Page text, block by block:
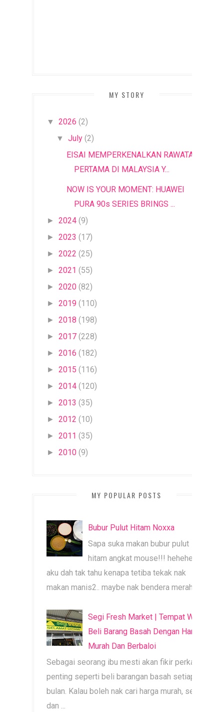
MY STORY
▼ 2026 (2)
▼ July (2)
EISAI MEMPERKENALKAN RAWATAN
PERTAMA DI MALAYSIA Y...
NOW IS YOUR MOMENT: HUAWEI
PURA 90s SERIES BRINGS ...
► 2024 (9)
► 2023 (17)
► 2022 (25)
► 2021 (55)
► 2020 (82)
► 2019 (110)
► 2018 (198)
► 2017 (228)
► 2016 (182)
► 2015 (116)
► 2014 (120)
► 2013 (35)
► 2012 (10)
► 2011 (35)
► 2010 (9)
MY POPULAR POSTS
Bubur Pulut Hitam Noxxa
Sapa suka makan bubur pulut
hitam angkat mouse!!! heheheh
aku dah tak tahu kenapa tetiba tekak nak
makan manis2.. maybe nak bendera merah b...
Segi Fresh Market | Tempat Wajib
Beli Barang Basah Dengan Harga
Murah Dan Berbaloi
Sebagai seorang ibu mesti akan fikir perkara
penting seperti beli barangan basah setiap
bulan. Kalau boleh nak cari harga murah, segar
dan ...